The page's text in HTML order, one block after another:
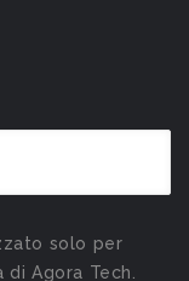
solo per
Agora Tech.